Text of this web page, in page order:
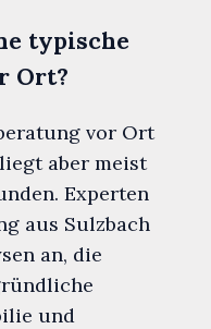
typische
Ort?
vor Ort
aber meist
Experten
aus Sulzbach
an, die
und